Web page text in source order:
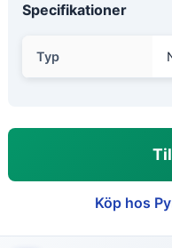
Specifikationer
Typ
Köp hos